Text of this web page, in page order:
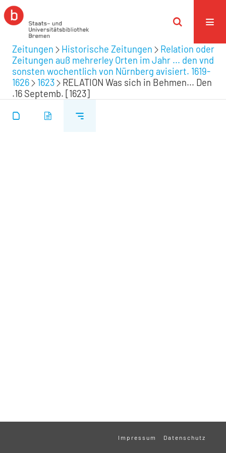
Zeitungen Historische Zeitungen
Relation oder
Zeitungen auß mehrerley Orten im Jahr ... den vnd
sonsten wochentlich von Nürnberg avisiert. 1619-
1626
1623
RELATION Was sich in Behmen... Den
.16 Septemb. [1623]
Impressum Datenschutz